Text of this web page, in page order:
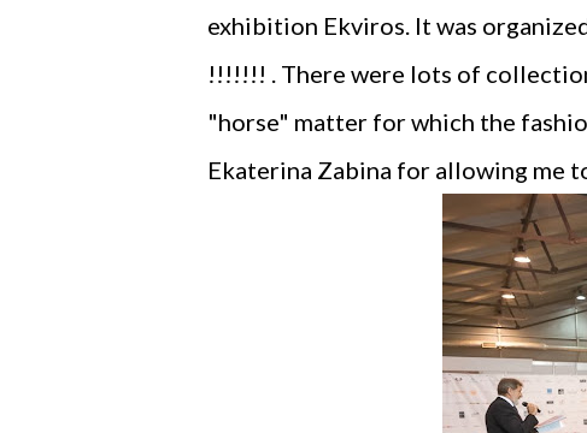
exhibition Ekviros. It was
!!!!!!! . There were lots of
"horse" matter for which the
Ekaterina Zabina for allowing me